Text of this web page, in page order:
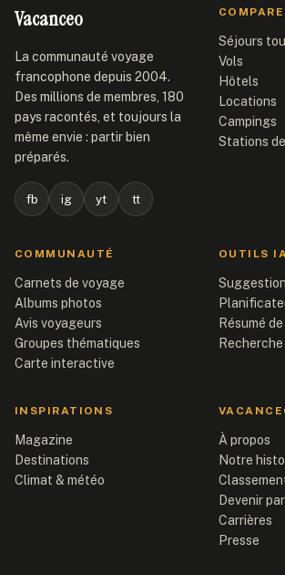
Vacanceo
La communauté voyage
francophone depuis 2004.
Des millions de membres, 180
pays racontés, et toujours la
même envie : partir bien
préparés.
fb ig yt tt
Séjours
Vols
Hôtels
Locations
Campings
Stations
COMMUNAUTÉ
Carnets de voyage
Albums photos
Avis voyageurs
Groupes thématiques
Carte interactive
OUTILS
Résumé
INSPIRATIONS
Magazine
Destinations
Climat & météo
À propos
Notre
Devenir
Carrières
Presse